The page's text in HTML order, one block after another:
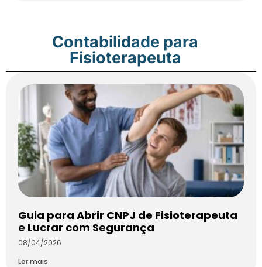
Contabilidade para
Fisioterapeuta
Guia para Abrir CNPJ de Fisioterapeuta
e Lucrar com Segurança
08/04/2026
Ler mais